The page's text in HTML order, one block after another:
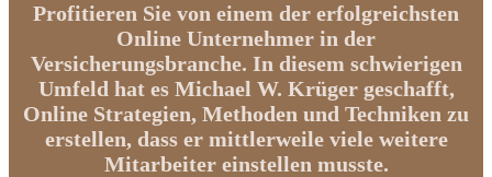
Profitieren Sie von einem der erfolgreichsten
Online Unternehmer in der
Versicherungsbranche. In diesem schwierigen
Umfeld hat es Michael W. Krüger geschafft,
Online Strategien, Methoden und Techniken zu
erstellen, dass er mittlerweile viele weitere
Mitarbeiter einstellen musste.